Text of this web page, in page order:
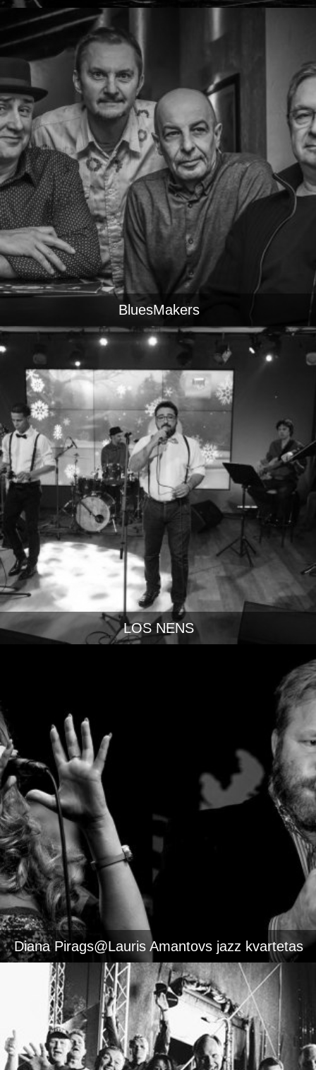
BluesMakers
LOS NENS
Diana Pirags@Lauris Amantovs jazz kvartetas